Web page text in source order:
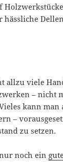
Holzwerkstücke
allzu viele
– nicht
kann man
–
zu setzen.
noch ein